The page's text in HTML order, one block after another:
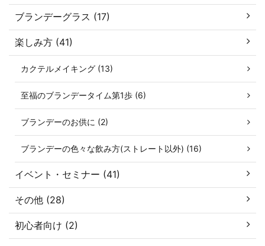
ブランデーグラス (17)
楽しみ方 (41)
カクテルメイキング (13)
至福のブランデータイム第1歩 (6)
ブランデーのお供に (2)
ブランデーの色々な飲み方(ストレート以外) (16)
イベント・セミナー (41)
その他 (28)
初心者向け (2)